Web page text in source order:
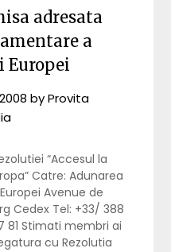
adresata
a
Europei
byProvita
“Accesul la
Catre: Adunarea
Avenue de
Cedex Tel: +33/ 388
81 Stimati membri ai
cu Rezolutia